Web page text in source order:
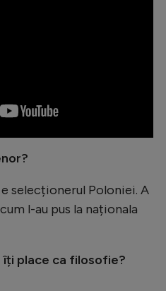
selecționerul Poloniei. A
l-au pus la naționala
îți place ca filosofie?